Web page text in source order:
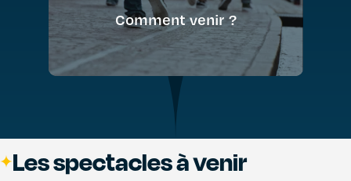
Comment venir ?
Les spectacles à venir